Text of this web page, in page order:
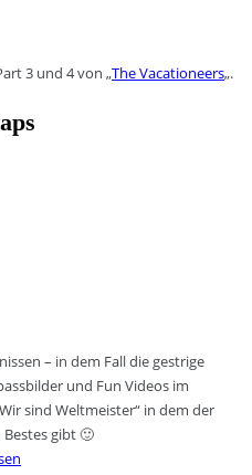
3 und 4 von „The Vacationeers„.
– in dem Fall die gestrige
und Fun Videos im
sind Weltmeister“ in dem der
gibt 🙂